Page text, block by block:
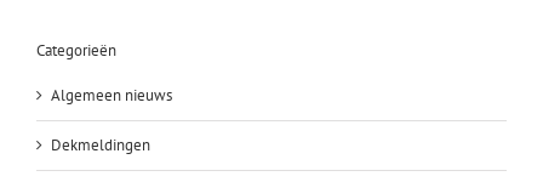
Categorieën
Algemeen nieuws
Dekmeldingen